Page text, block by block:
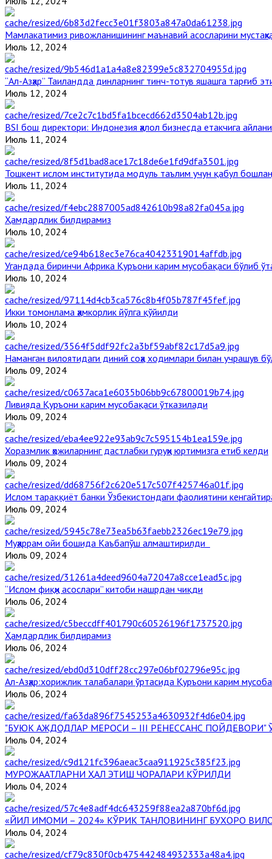
Мамлакатимиз ривожланишининг маънавий асосларини
Июль 12, 2024
“Ал-Азҳар” Таиландда динларнинг тинч-тотув яшашга тарғиб
Июль 12, 2024
BSI бош директори: Индонезия ҳалол бизнесда етакчига
Июль 11, 2024
Тошкент ислом институтида модуль таълим учун қабул
Июль 11, 2024
Ҳамдардлик билдирамиз
Июль 10, 2024
Угандада биринчи Aфрика Қуръони карим мусобақаси бўлиб
Июль 10, 2024
Икки томонлама ҳамкорлик йўлга қўйилди
Июль 10, 2024
Наманган вилоятидаги диний соҳа ходимлари билан учрашув
Июль 09, 2024
Ливияда Қуръони карим мусобақаси ўтказилади
Июль 09, 2024
Хоразмлик ҳожиларнинг дастлабки гуруҳи юртимизга етиб келди
Июль 09, 2024
Ислом тараққиёт банки Ўзбекистондаги фаолиятини
Июль 09, 2024
Муҳаррам ойи бошида Каъбапўш алмаштирилди
Июль 09, 2024
“Ислом фиқҳи асослари” китоби нашрдан чиқди
Июль 06, 2024
Ҳамдардлик билдирамиз
Июль 06, 2024
Aл-Aзҳар:хорижлик талабалари ўртасида Қуръони карим
Июль 06, 2024
"БУЮК АЖДОДЛАР МЕРОСИ – III РЕНЕССАНС
Июль 04, 2024
МУРОЖААТЛАРНИ ҲАЛ ЭТИШ ЧОРАЛАРИ КЎРИЛДИ
Июль 04, 2024
«ЙИЛ ИМОМИ – 2024» КЎРИК ТАНЛОВИНИНГ БУХОРО
Июль 04, 2024